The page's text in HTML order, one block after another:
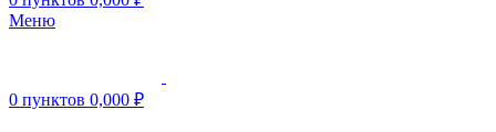
Меню
0 пунктов 0,000 ₽